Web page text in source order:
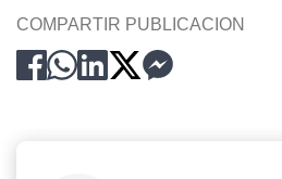
COMPARTIR PUBLICACION